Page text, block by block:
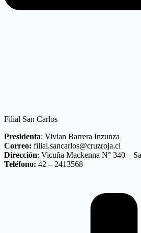
Filial San Carlos
Presidenta: Vivian Barrera Inzunza
Correo: filial.sancarlos@cruzroja.cl
Dirección: Vicuña Mackenna N° 340 –
Teléfono: 42 – 2413568